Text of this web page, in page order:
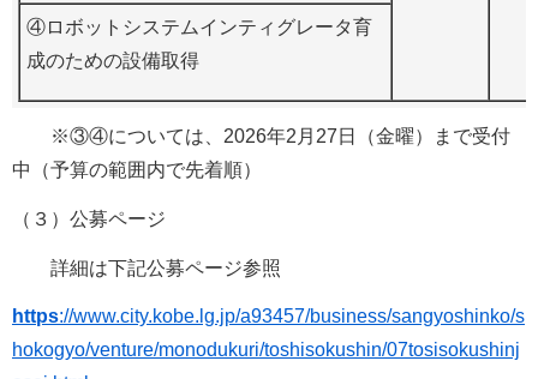
④ロボットシステムインティグレータ育
成のための設備取得
※③④については、2026年2月27日（金曜）まで受付
中（予算の範囲内で先着順）
（３）公募ページ
詳細は下記公募ページ参照
https://www.city.kobe.lg.jp/a93457/business/sangyoshinko/s
hokogyo/venture/monodukuri/toshisokushin/07tosisokushinj